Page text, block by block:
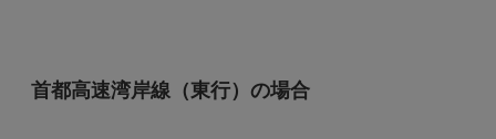
首都高速湾岸線（東行）の場合